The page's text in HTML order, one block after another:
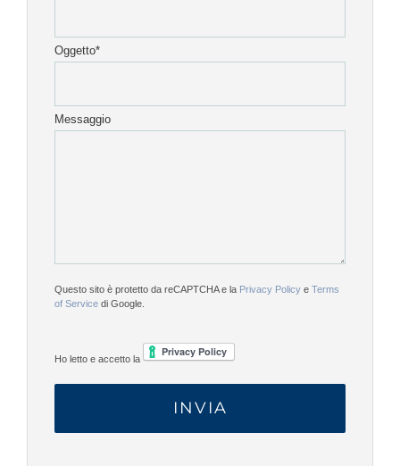
Oggetto*
Messaggio
Questo sito è protetto da reCAPTCHA e la Privacy Policye Terms
of Servicedi Google.
Ho letto e accetto la